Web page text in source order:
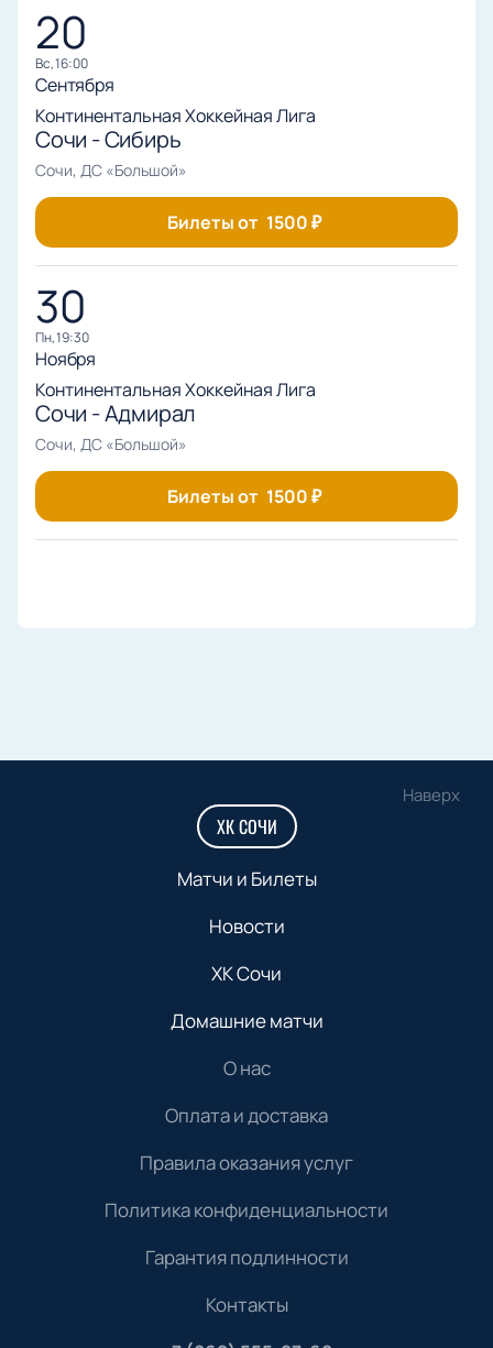
20
вс, 16:00
Сентября
Континентальная Хоккейная Лига
Сочи - Сибирь
Сочи, ДС «Большой»
Билеты от 1500₽
30
пн, 19:30
Ноября
Континентальная Хоккейная Лига
Сочи - Адмирал
Сочи, ДС «Большой»
Билеты от 1500₽
Наверх
ХК СОЧИ
Матчи и Билеты
Новости
ХК Сочи
Домашние матчи
О нас
Оплата и доставка
Правила оказания услуг
Политика конфиденциальности
Гарантия подлинности
Контакты